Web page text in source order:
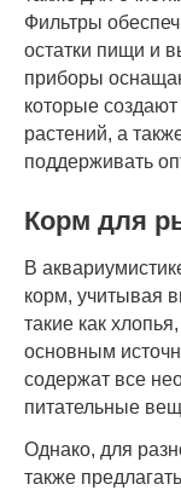
Фильтры
остатки пищи и
приборы
которые
растений, а
поддерживать
Корм для
В
корм, учитывая
такие как
основным
содержат все
питательные
Однако, для
также